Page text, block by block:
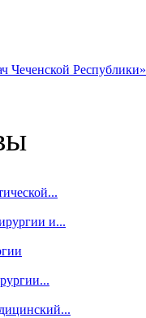
Чеченской Республики»
и...